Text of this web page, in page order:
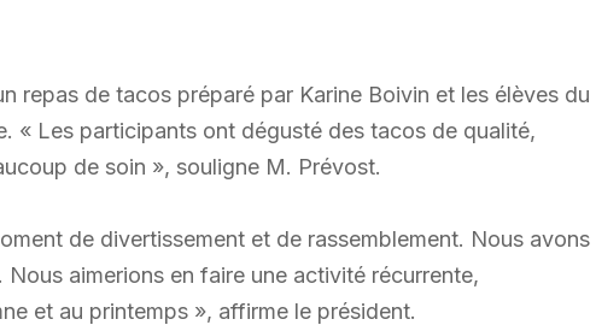
repas de tacos préparé par Karine Boivin et les élèves du
« Les participants ont dégusté des tacos de qualité,
de soin », souligne M. Prévost.
de divertissement et de rassemblement. Nous avons
aimerions en faire une activité récurrente,
et au printemps », affirme le président.